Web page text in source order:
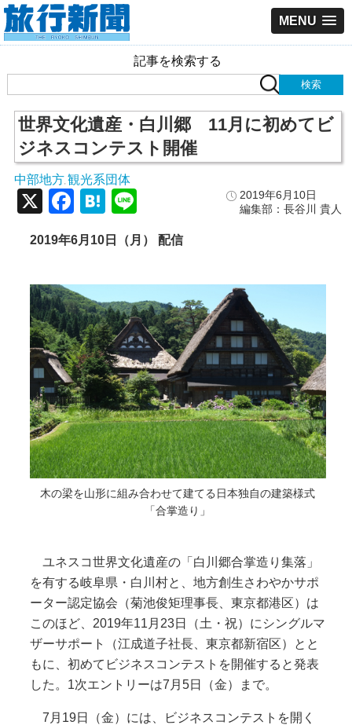
MENU
記事を検索する
世界文化遺産・白川郷 11月に初めてビ
ジネスコンテスト開催
中部地方 観光系団体
2019年6月10日
編集部：長谷川 貴人
X Facebook
Hatena
2019年6月10日（月） 配信
木の梁を山形に組み合わせて建てる日本独自の建築様式
「合掌造り」
ユネスコ世界文化遺産の「白川郷合掌造り集落」
を有する岐阜県・白川村と、地方創生さわやかサポ
ーター認定協会（菊池俊矩理事長、東京都港区）は
このほど、2019年11月23日（土・祝）にシングルマ
ザーサポート（江成道子社長、東京都新宿区）とと
もに、初めてビジネスコンテストを開催すると発表
した。1次エントリーは7月5日（金）まで。
7月19日（金）には、ビジネスコンテストを開く